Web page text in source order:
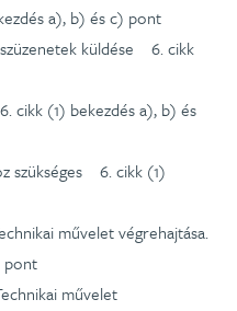
a), b) és c) pont
küldése 6. cikk
(1) bekezdés a), b) és
szükséges 6. cikk (1)
művelet végrehajtása.
pont
művelet